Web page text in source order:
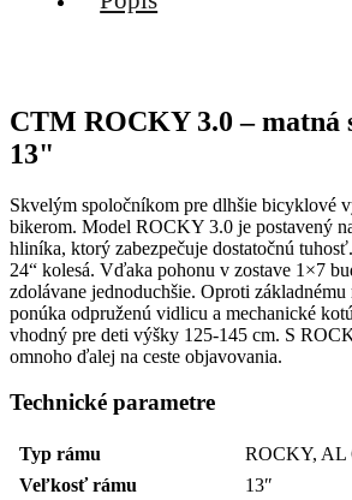
CTM ROCKY 3.0 – matná
13"
Skvelým spoločníkom pre dlhšie bicyklové
bikerom. Model ROCKY 3.0 je postavený
hliníka, ktorý zabezpečuje dostatočnú
24“ kolesá. Vďaka pohonu v zostave 1×7
zdolávane jednoduchšie. Oproti
ponúka odpruženú vidlicu a mechanické
vhodný pre deti výšky 125-145 cm. S
omnoho ďalej na ceste objavovania.
Technické parametre
Typ rámu
ROCKY, AL
Veľkosť rámu
13″